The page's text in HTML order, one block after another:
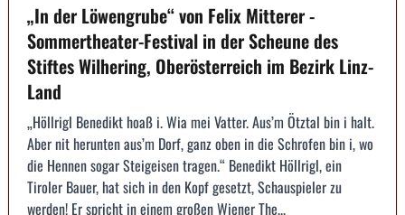
„In der Löwengrube“ von Felix Mitterer -
Sommertheater-Festival in der Scheune des
Stiftes Wilhering, Oberösterreich im Bezirk Linz-
Land
„Höllrigl Benedikt hoaß i. Wia mei Vatter. Aus’m Ötztal bin i halt.
Aber nit herunten aus’m Dorf, ganz oben in die Schrofen bin i, wo
die Hennen sogar Steigeisen tragen.“ Benedikt Höllrigl, ein
Tiroler Bauer, hat sich in den Kopf gesetzt, Schauspieler zu
werden! Er spricht in einem großen Wiener The...